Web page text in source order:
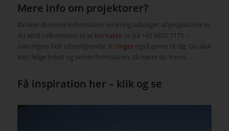
Mere info om projektorer?
Ønsker du mere information omkring udvalget af projektorer er
du altid velkommen til at kontakteos på +45 8870 7171 –
naturligvis helt uforpligtende. Vi ringerogså gerne til dig. Du skal
blot følge linket og sende formularen, så hører du fra os.
Få inspiration her – klik og se